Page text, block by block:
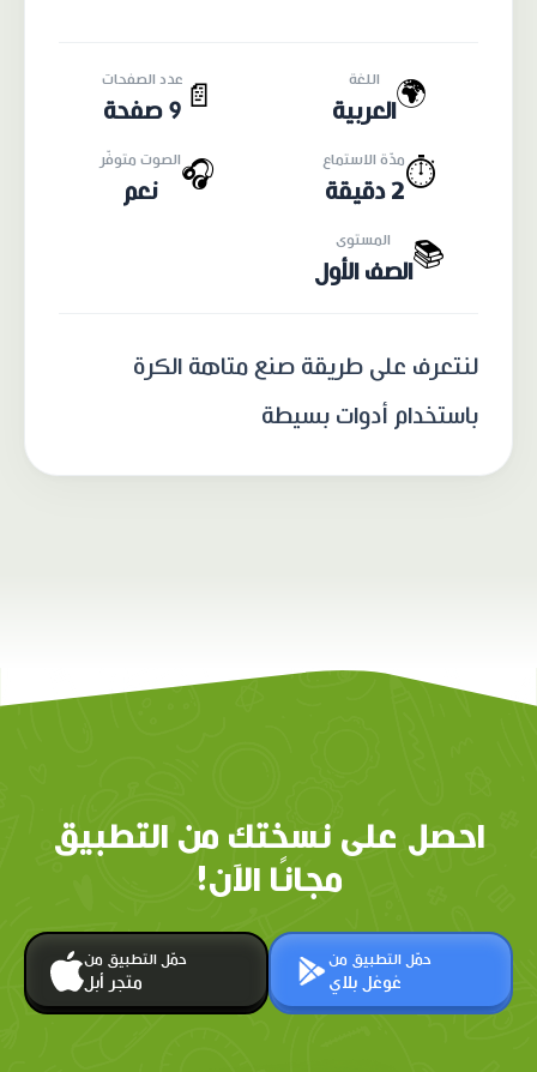
🌍 اللغة
العربية 📄
عدد الصفحات
9 صفحة
⏱️مدّة الاستماع
2 دقيقة
🎧الصوت متوفّر
نعم
📚 المستوى
الصف الأول
لنتعرف على طريقة صنع متاهة الكرة
باستخدام أدوات بسيطة
احصل على نسختك من التطبيق
مجانًا الآن!
حمّل التطبيق من
متجر أبل
حمّل التطبيق من
غوغل بلاي